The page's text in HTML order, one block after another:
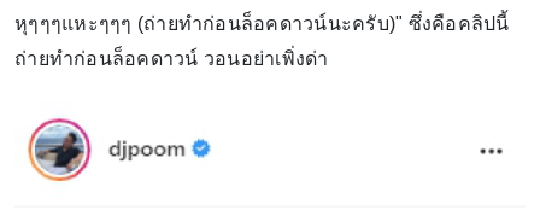
หุๆๆๆแหะๆๆๆ (ถ่ายทำก่อนล็อคดาวน์นะครับ)" ซึ่งคือคลิปนี้
ถ่ายทำก่อนล็อคดาวน์ วอนอย่าเพิ่งด่า